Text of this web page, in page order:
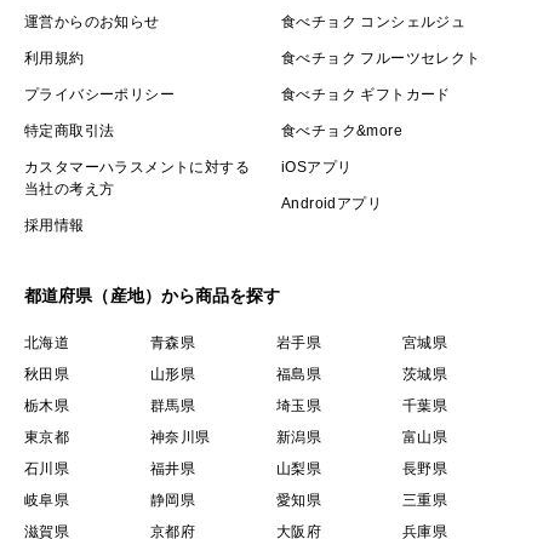
運営からのお知らせ
利用規約
プライバシーポリシー
特定商取引法
カスタマーハラスメントに対する
当社の考え方
採用情報
食べチョク コンシェルジュ
食べチョク フルーツセレクト
食べチョク ギフトカード
食べチョク&more
iOSアプリ
Androidアプリ
都道府県（産地）から商品を探す
北海道 青森県 岩手県
宮城県
秋田県
山形県 福島県
茨城県
栃木県
群馬県 埼玉県
千葉県
東京都
神奈川県 新潟県
富山県
石川県
福井県 山梨県
長野県
岐阜県
静岡県 愛知県
三重県
滋賀県
京都府 大阪府 兵庫県